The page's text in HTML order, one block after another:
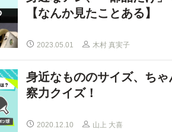
【なんか見たことある】
2023.05.01 木村 真実子
身近なもののサイズ、ち
察力クイズ！
2020.12.10 山上 大喜